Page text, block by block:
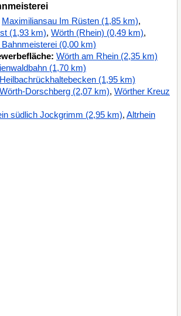
Maximiliansau Im Rüsten (1,85 km),
(1,93 km), Wörth (Rhein) (0,49 km),
(0,00 km)
Wörth am Rhein (2,35 km)
(1,70 km)
Heilbachrückhaltebecken (1,95 km)
Wörth-Dorschberg (2,07 km), Wörther Kreuz
südlich Jockgrimm (2,95 km), Altrhein